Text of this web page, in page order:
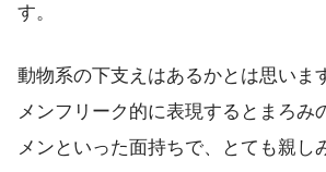
す。
動物系の下支えはあるかとは思いま
メンフリーク的に表現するとまろみ
メンといった面持ちで、とても親し